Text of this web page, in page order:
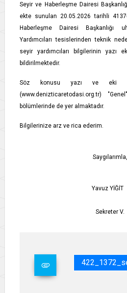
Seyir ve Haberleşme Dairesi
ekte sunulan 20.05.2026 tarihli
Haberleşme Dairesi Başkanlığı
Yardımcıları tesislerinden teknik
seyir yardımcıları bilgilerinin yazı
bildirilmektedir.
Söz konusu yazı ve eki
(www.denizticaretodasi.org.tr)
bölümlerinde de yer almaktadır.
Bilgilerinize arz ve rica ederim.
Saygılarımla,
Yavuz YİĞİT
Sekreter V.